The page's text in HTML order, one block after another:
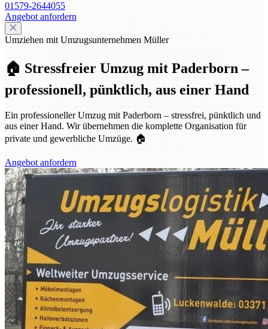
01579-2644055
Angebot anfordern
Umziehen mit Umzugsunternehmen Müller
🏠 Stressfreier Umzug mit Paderborn –
professionell, pünktlich, aus einer Hand
Ein professioneller Umzug mit Paderborn – stressfrei, pünktlich und
aus einer Hand. Wir übernehmen die komplette Organisation für
private und gewerbliche Umzüge. 🏠
Angebot anfordern